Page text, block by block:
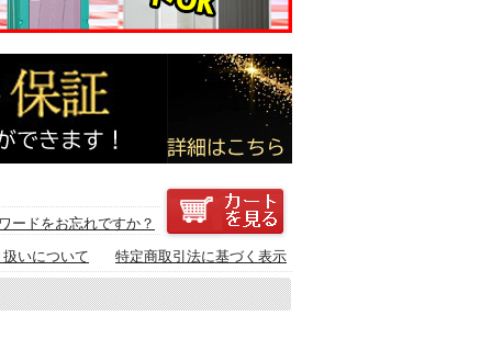
ードをお忘れですか？
いについて 特定商取引法に基づく表示